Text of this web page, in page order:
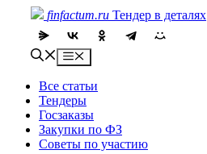
content
finfactum.ru Тендер в деталях
Menu
Все статьи
Тендеры
Госзаказы
Закупки по ФЗ
Советы по участию